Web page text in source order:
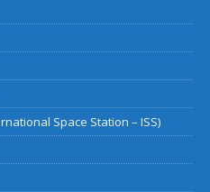
Space Station – ISS)